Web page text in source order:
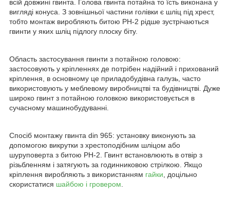
всій довжині гвинта. Голова гвинта потайна то їсть виконана у
вигляді конуса. З зовнішньої частини голівки є шліц під хрест,
тобто монтаж виробляють битою PH-2 рідше зустрічаються
гвинти у яких шліц підлогу плоску біту.
Область застосування гвинти з потайною головою:
застосовують у кріпленнях де потрібен надійний і прихований
кріплення, в основному це приладобудівна галузь, часто
використовують у меблевому виробництві та будівництві. Дуже
широко гвинт з потайною головкою використовується в
сучасному машинобудуванні.
Спосіб монтажу гвинта din 965: установку виконують за
допомогою викрутки з хрестоподібним шліцом або
шуруповерта з битою PH-2. Гвинт встановлюють в отвір з
різьбленням і затягують за годинниковою стрілкою. Якщо
кріплення виробляють з використанням гайки , доцільно
скористатися шайбою і гровером